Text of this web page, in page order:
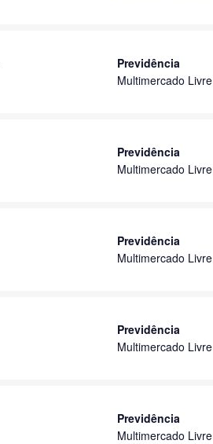
Previdência
Multimercado Livre
Previdência
Multimercado Livre
Previdência
Multimercado Livre
Previdência
Multimercado Livre
Previdência
Multimercado Livre